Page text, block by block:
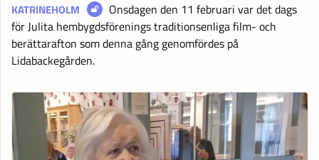
KATRINEHOLM
Onsdagen den 11 februari var det dags
för Julita hembygdsförenings traditionsenliga film- och
berättarafton som denna gång genomfördes på
Lidabackegården.